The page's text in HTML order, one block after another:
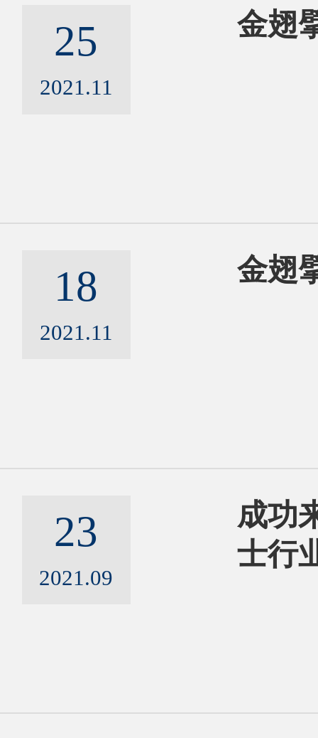
25
2021.11
金翅
18
2021.11
金翅
23
2021.09
成功
士行